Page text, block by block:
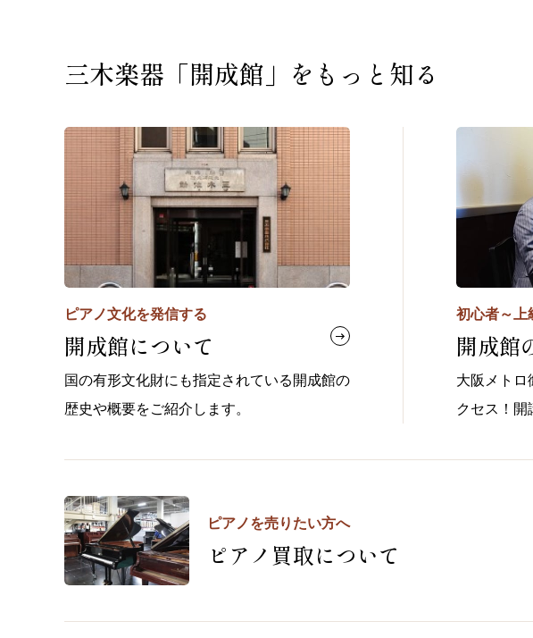
三木楽器「開成館」を もっと知る
ピアノ文化を発信する
開成館について
国の有形文化財にも指定されている開成館の
歴史や概要をご紹介します。
初心者～上
開成館
大阪メトロ
クセス！開
ピアノを売りたい方へ
ピアノ買取について